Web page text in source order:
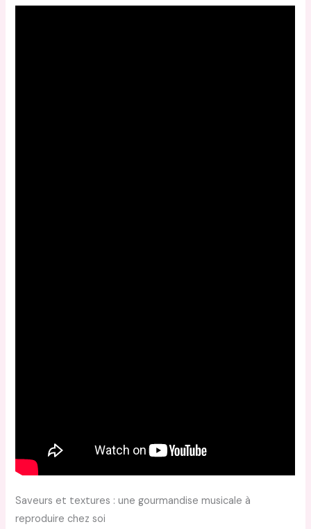
Saveurs et textures : une gourmandise musicale à
reproduire chez soi